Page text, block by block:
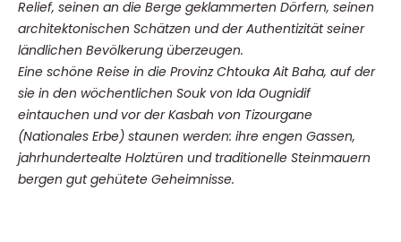
Relief, seinen an die Berge geklammerten Dörfern, seinen
architektonischen Schätzen und der Authentizität seiner
ländlichen Bevölkerung überzeugen.
Eine schöne Reise in die Provinz Chtouka Ait Baha, auf der
sie in den wöchentlichen Souk von Ida Ougnidif
eintauchen und vor der Kasbah von Tizourgane
(Nationales Erbe) staunen werden: ihre engen Gassen,
jahrhundertealte Holztüren und traditionelle Steinmauern
bergen gut gehütete Geheimnisse.